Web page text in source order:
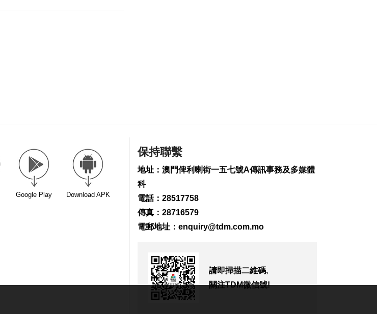
FIFA承認售賽事股權
276
0
美北卡州住宅槍擊案
Google Play Download APK
保持聯繫
地址：澳門俾利喇街一五七號A傳訊事務及多媒體
科
電話：28517758
傳真：28716579
電郵地址： enquiry@tdm.com.mo
請即掃描二維碼,
關注TDM微信號!